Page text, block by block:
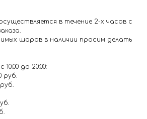
в течение 2-х часов с
шаров в наличии просим делать
до 20:00:
руб.